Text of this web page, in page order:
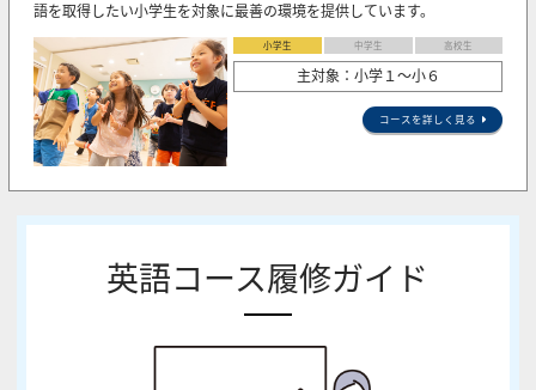
語を取得したい小学生を対象に最善の環境を提供しています。
小学生 中学生 高校生
主対象：小学１～小６
コースを詳しく見る
英語コース履修ガイド